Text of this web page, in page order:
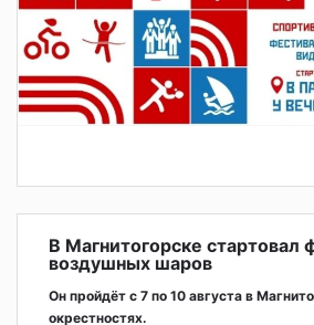
В Магнитогорске стартовал
воздушных шаров
Он пройдёт с 7 по 10 августа в
окрестностях.